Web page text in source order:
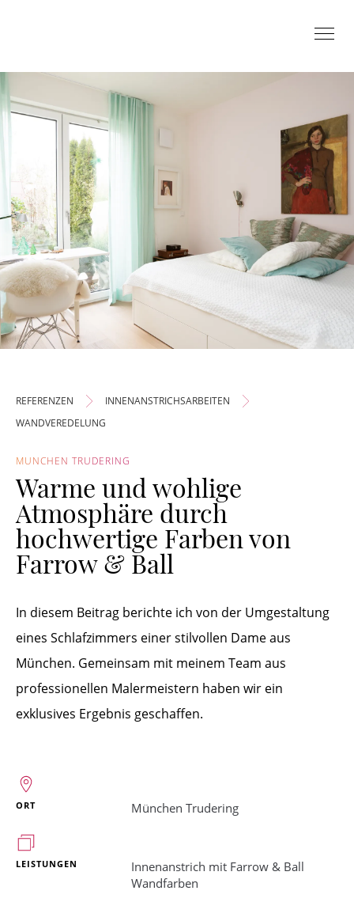
REFERENZEN
INNENANSTRICHSARBEITEN
WANDVEREDELUNG
MÜNCHEN TRUDERING
Warme und wohlige
Atmosphäre durch
hochwertige Farben von
Farrow & Ball
In diesem Beitrag berichte ich von der Umgestaltung
eines Schlafzimmers einer stilvollen Dame aus
München. Gemeinsam mit meinem Team aus
professionellen Malermeistern haben wir ein
exklusives Ergebnis geschaffen.
ORT München Trudering
LEISTUNGEN
Innenanstrich mit Farrow & Ball
Wandfarben